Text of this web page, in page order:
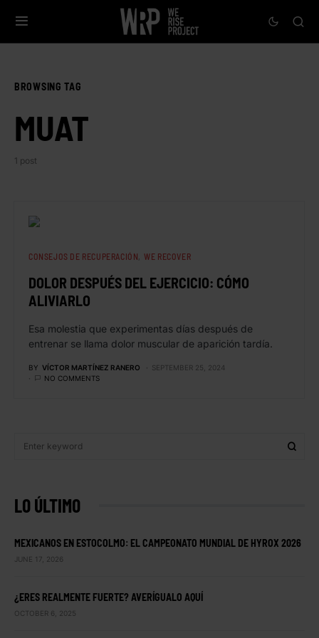
BROWSING TAG
MUAT
1 post
CONSEJOS DE RECUPERACIÓN WE RECOVER
DOLOR DESPUÉS DEL EJERCICIO: CÓMO
ALIVIARLO
Esa molestia que experimentas días después de
entrenar se llama dolor muscular de aparición tardía.
BY VÍCTOR MARTÍNEZ RANERO
SEPTEMBER 25, 2024
NO COMMENTS
LO ÚLTIMO
MEXICANOS EN ESTOCOLMO: EL CAMPEONATO MUNDIAL DE HYROX 2026
JUNE 17, 2026
¿ERES REALMENTE FUERTE? AVERÍGUALO AQUÍ
OCTOBER 6, 2025